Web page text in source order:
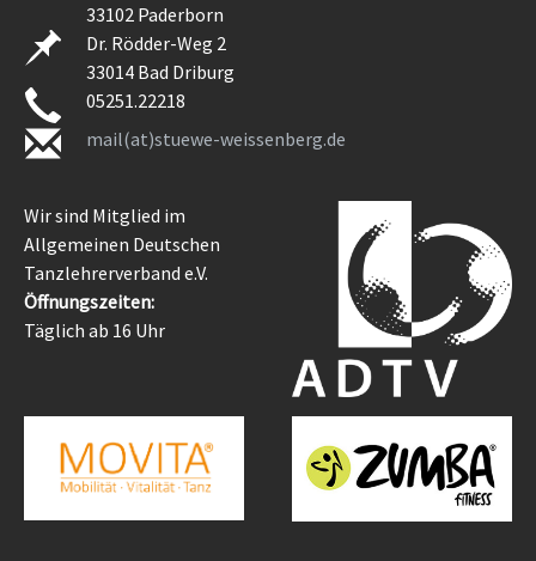
33102 Paderborn
Dr. Rödder-Weg 2
33014 Bad Driburg
05251.22218
mail(at)stuewe-weissenberg.de
Wir sind Mitglied im
Allgemeinen Deutschen
Tanzlehrerverband e.V.
Öffnungszeiten:
Täglich ab 16 Uhr